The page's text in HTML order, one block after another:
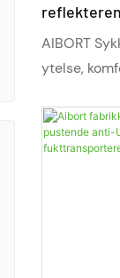
størrelser
AIBORT
ytelse,
både
Designet
det fart,